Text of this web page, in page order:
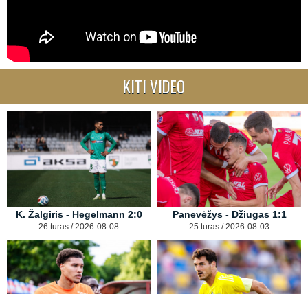
KITI VIDEO
K. Žalgiris - Hegelmann 2:0
26 turas / 2026-08-08
Panevėžys - Džiugas 1:1
25 turas / 2026-08-03